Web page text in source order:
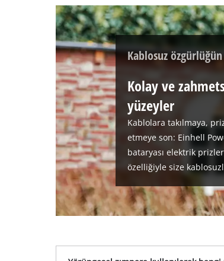
Kablosuz
Kolay ve
yüzeyler
Kablolara takılmaya,
etmeye son: Einhell
bataryası elektrik
özelliğiyle size